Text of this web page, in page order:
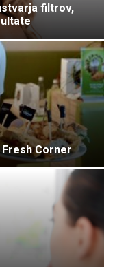
filtrov,
Corner